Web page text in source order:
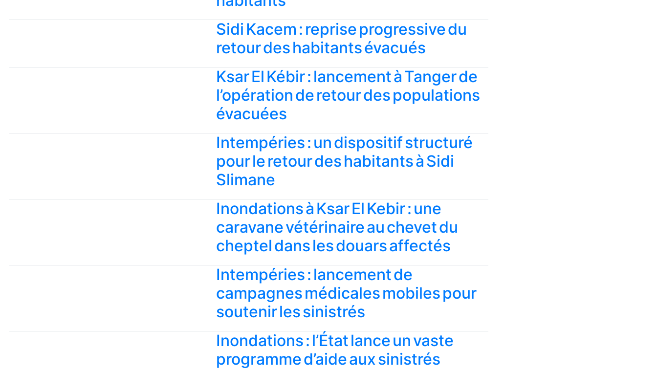
Sidi Kacem : reprise progressive du
retour des habitants évacués
Ksar El Kébir : lancement à Tanger de
l’opération de retour des populations
évacuées
Intempéries : un dispositif structuré
pour le retour des habitants à Sidi
Slimane
Inondations à Ksar El Kebir : une
caravane vétérinaire au chevet du
cheptel dans les douars affectés
Intempéries : lancement de
campagnes médicales mobiles pour
soutenir les sinistrés
Inondations : l’État lance un vaste
programme d’aide aux sinistrés